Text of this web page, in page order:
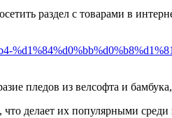
раздел с товарами в
пледов из велсофта и
делает их популярными